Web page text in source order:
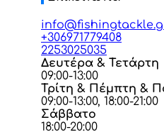
+306971779408
2253025035
Δευτέρα & Τετάρτη
09:00-13:00
Τρίτη & Πέμπτη &
09:00-13:00, 18:00-21:00
Σάββατο
18:00-20:00